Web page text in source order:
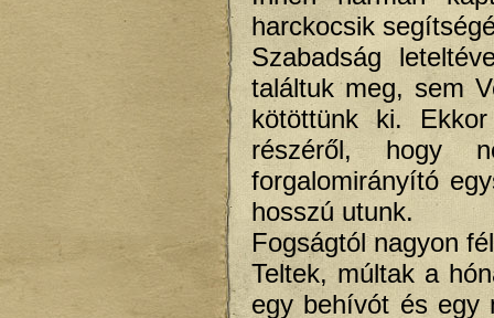
harckocsik
Szabadság
találtuk meg, sem
kötöttünk ki.
részéről, hogy
forgalomirányító
hosszú utunk.
Fogságtól nagyon
Teltek, múltak a
egy behívót és egy